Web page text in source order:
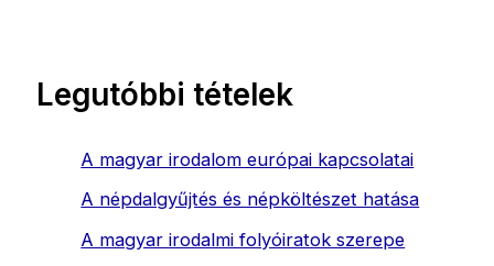
Legutóbbi tételek
A magyar irodalom európai kapcsolatai
A népdalgyűjtés és népköltészet hatása
A magyar irodalmi folyóiratok szerepe